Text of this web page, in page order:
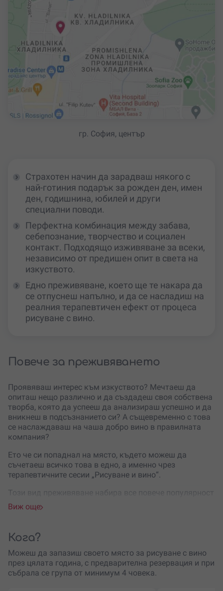
гр. София, център
Страхотен начин да зарадваш някого с
най-готиния подарък за рожден ден, имен
ден, годишнина, юбилей и други
специални поводи.
Перфектна комбинация между забава,
себепознание, творчество и социален
контакт. Подходящо изживяване за всеки,
независимо от предишен опит в света на
изкуството.
Едно преживяване, което ще те накара да
се отпуснеш напълно, и да се насладиш на
реалния терапевтичен ефект от процеса
рисуване с вино.
Повече за преживяването
Проявяваш интерес към изкуството? Мечтаеш да
опиташ нещо различно и да създадеш своя собствена
творба, която да успееш да анализираш успешно и да
вникнеш в подсъзнанието си? А същевременно с това
се наслаждаваш на чаша добро вино в правилната
компания?
Ето че си попаднал на място, където можеш да
съчетаеш всичко това в едно, а именно чрез
терапевтичните сесии „Рисуване и вино“.
Този вид преживяване набира все повече популярност
и се превръща в предпочитан метод за релаксация в
уютна, спокойна и приятна атмосфера, изпълнена с
Прекарай два часа в света на изкуството, поглези се с
чаша вино и комуникирай с професионален художник
и сертифициран арт терапевт. Ще имаш възможността
да надникнеш в това, което се крие зад творбата ти и
да разбереш защо си избрал да нарисуваш точно тази
Виж още
Кога?
Можеш да запазиш своето място за рисуване с вино
през цялата година, с предварителна резервация и при
събрала се група от минимум 4 човека.